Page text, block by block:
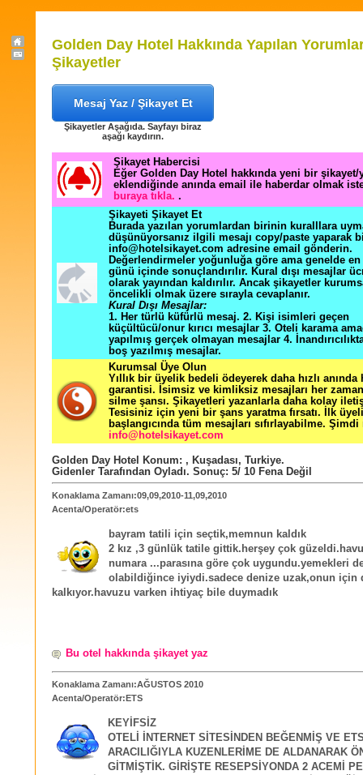
Golden Day Hotel Hakkında Yapılan
Şikayetler
Mesaj Yaz / Şikayet Et
Şikayetler Aşağıda. Sayfayı biraz
aşağı kaydırın.
Şikayet Habercisi
Eğer Golden Day Hotel hakkında yeni bir şikayet/
eklendiğinde anında email ile haberdar olmak
buraya tıkla. .
Şikayeti Şikayet Et
Burada yazılan yorumlardan birinin kuralllara
düşünüyorsanız ilgili mesajı copy/paste yaparak
info@hotelsikayet.com adresine email gönderin.
Değerlendirmeler yoğunluğa göre ama genelde
günü içinde sonuçlandırılır. Kural dışı mesajlar
olarak yayından kaldırılır. Ancak şikayetler
öncelikli olmak üzere sırayla cevaplanır.
Kural Dışı Mesajlar:
1. Her türlü küfürlü mesaj. 2. Kişi isimleri geçen
küçültücü/onur kırıcı mesajlar 3. Oteli karama
yapılmış gerçek olmayan mesajlar 4.
boş yazılmış mesajlar.
Kurumsal Üye Olun
Yıllık bir üyelik bedeli ödeyerek daha hızlı
garantisi. İsimsiz ve kimliksiz mesajları her zaman
silme şansı. Şikayetleri yazanlarla daha kolay
Tesisiniz için yeni bir şans yaratma fırsatı. İlk
başlangıcında tüm mesajları sıfırlayabilme. Şimdi
info@hotelsikayet.com
Golden Day Hotel Konum: , Kuşadası, Turkiye.
Gidenler Tarafından Oyladı. Sonuç: 5/ 10 Fena Değil
Konaklama Zamanı:09,09,2010-11,09,2010
Acenta/Operatör:ets
bayram tatili için seçtik,memnun kaldık
2 kız ,3 günlük tatile gittik.herşey çok
numara ...parasına göre çok uygundu.yemekleri
olabildiğince iyiydi.sadece denize uzak,onun için
kalkıyor.havuzu varken ihtiyaç bile duymadık
Bu otel hakkında şikayet yaz
Konaklama Zamanı:AĞUSTOS 2010
Acenta/Operatör:ETS
KEYİFSİZ
OTELİ İNTERNET SİTESİNDEN BEĞENMİŞ VE
ARACILIĞIYLA KUZENLERİME DE ALDANARAK
GİTMİŞTİK. GİRİŞTE RESEPSİYONDA 2 ACEMİ